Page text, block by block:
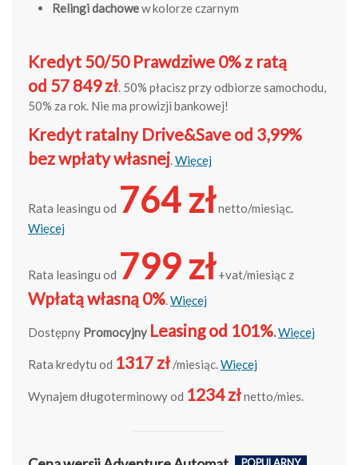
Relingi dachowew kolorze czarnym
Kredyt 50/50 Prawdziwe 0% z ratą
od 57 849 zł. 50% płacisz przy odbiorze samochodu,
50% za rok. Nie ma prowizji bankowej!
Kredyt ratalny Drive&Save od 3,99%
bez wpłaty własnej.Więcej
Rata leasingu od 764 złnetto/miesiąc.
Więcej
Rata leasingu od 799 zł +vat/miesiąc z
Wpłatą własną 0%.Więcej
Dostępny Promocyjny Leasing od 101%.Więcej
Rata kredytu od 1317 zł /miesiąc.Więcej
Wynajem długoterminowy od 1234 złnetto/mies.